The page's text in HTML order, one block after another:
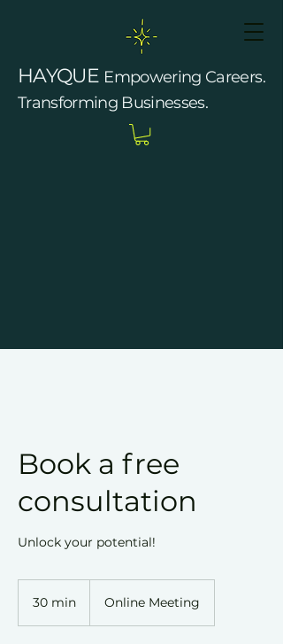
HAYQUE Empowering Careers.
Transforming Businesses.
Book a free
consultation
Unlock your potential!
30 min Online Meeting